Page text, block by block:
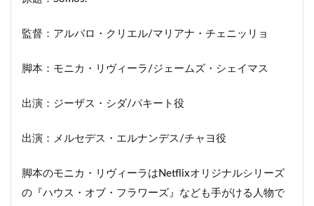
監督：アルバロ・クリエル/マリアナ・チェニッリョ
脚本：モニカ・リヴィーラ/ジェームズ・シェイマス
出演：ジーザス・シダ/パキート役
出演：メルセデス・エルナンデス/チャヨ役
脚本のモニカ・リヴィーラはNetflixオリジナルシリーズ
の『ハウス・オブ・フラワーズ』なども手がける人物で